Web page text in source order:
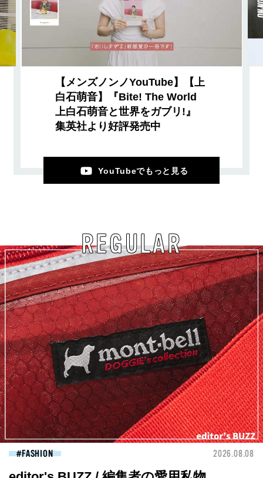
【メンズノンノYouTube】【上
白石萌音】『Bite! The World
上白石萌音と世界をガブリ!』
集英社より好評発売中
YouTubeでもっと見る
REGULAR
FASHION 2026.08.08